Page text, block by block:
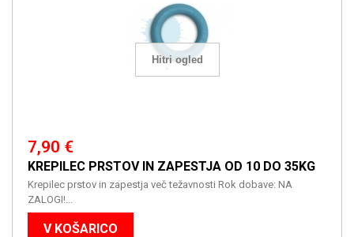
Hitri ogled
7,90 €
KREPILEC PRSTOV IN ZAPESTJA OD 10 DO 35KG
Krepilec prstov in zapestja več težavnosti Rok dobave: NA
ZALOGI!...
V KOŠARICO